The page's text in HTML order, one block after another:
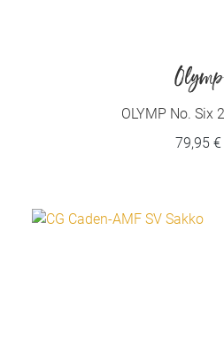
Olymp
OLYMP No. Six
79,95 €